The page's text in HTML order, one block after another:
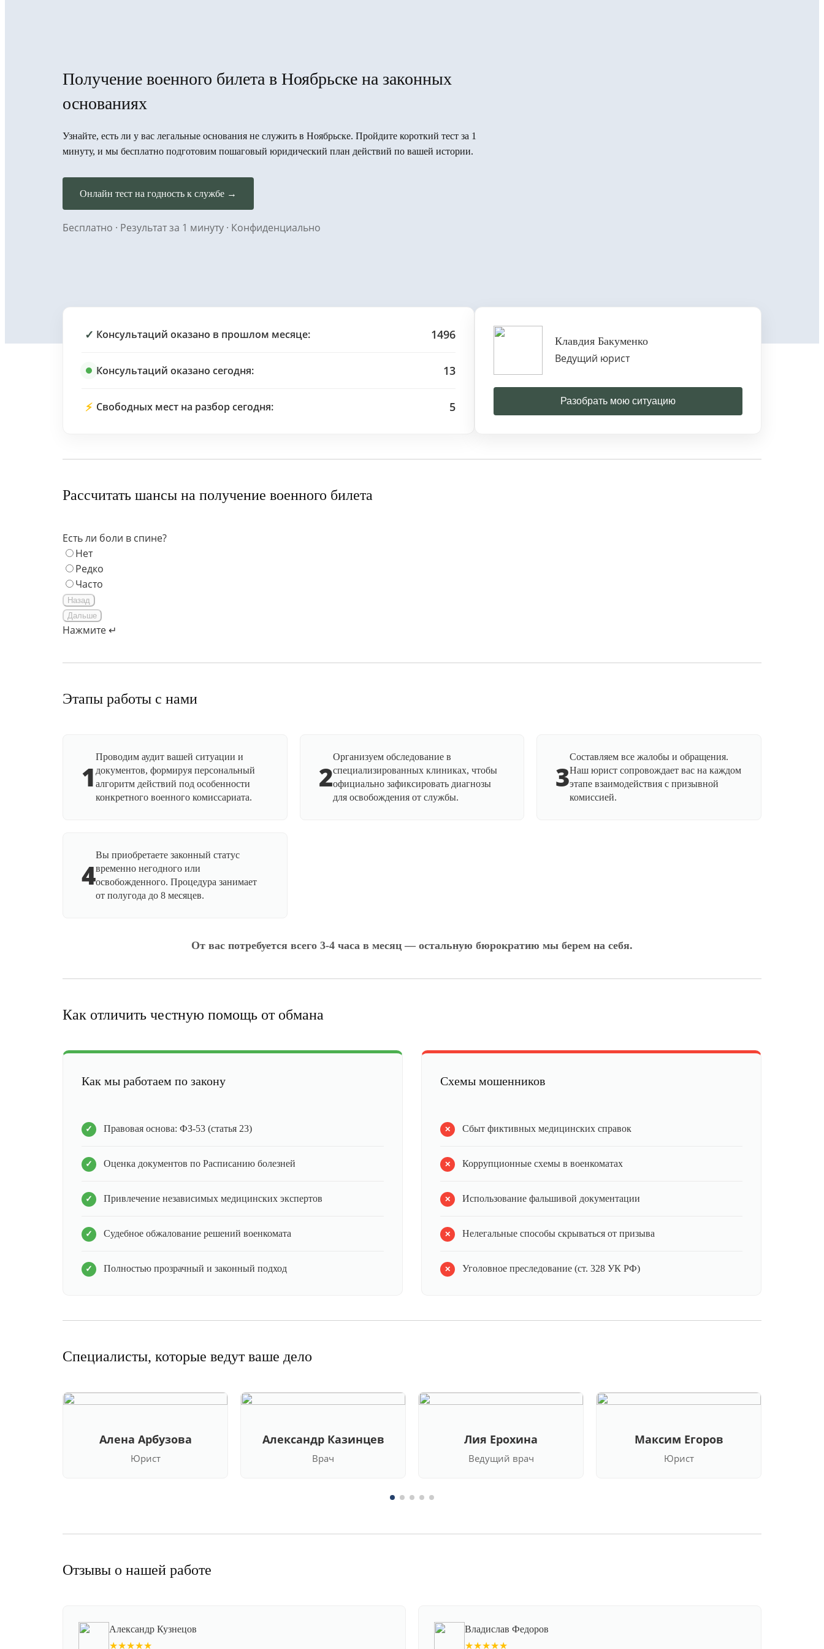
Получение военного билета в Ноябрьске на законных
основаниях
Узнайте, есть ли у вас легальные основания не служить в Ноябрьске. Пройдите короткий тест за 1
минуту, и мы бесплатно подготовим пошаговый юридический план действий по вашей истории.
Онлайн тест на годность к службе →
Бесплатно · Результат за 1 минуту · Конфиденциально
✓ Консультаций оказано в прошлом месяце: 1496
Консультаций оказано сегодня: 13
⚡ Свободных мест на разбор сегодня: 5
Клавдия Бакуменко
Ведущий юрист
Разобрать мою ситуацию
Рассчитать шансы на получение военного билета
Есть ли боли в спине?
Нет
Редко
Часто
Назад
Дальше
Нажмите ↵
Этапы работы с нами
1
Проводим аудит вашей ситуации и
документов, формируя персональный
алгоритм действий под особенности
конкретного военного комиссариата.
2
Организуем обследование в
специализированных клиниках, чтобы
официально зафиксировать диагнозы
для освобождения от службы.
3
Составляем все жалобы и обращения.
Наш юрист сопровождает вас на каждом
этапе взаимодействия с призывной
комиссией.
4
Вы приобретаете законный статус
временно негодного или
освобожденного. Процедура занимает
от полугода до 8 месяцев.
От вас потребуется всего 3-4 часа в месяц — остальную бюрократию мы берем на себя.
Как отличить честную помощь от обмана
Как мы работаем по закону
Правовая основа: ФЗ-53 (статья 23)
Оценка документов по Расписанию болезней
Привлечение независимых медицинских экспертов
Судебное обжалование решений военкомата
Полностью прозрачный и законный подход
Схемы мошенников
Сбыт фиктивных медицинских справок
Коррупционные схемы в военкоматах
Использование фальшивой документации
Нелегальные способы скрываться от призыва
Уголовное преследование (ст. 328 УК РФ)
Специалисты, которые ведут ваше дело
Алена Арбузова
Юрист
Александр Казинцев
Врач
Лия Ерохина
Ведущий врач
Максим Егоров
Юрист
Отзывы о нашей работе
Александр Кузнецов
★★★★★
Владислав Федоров
★★★★★